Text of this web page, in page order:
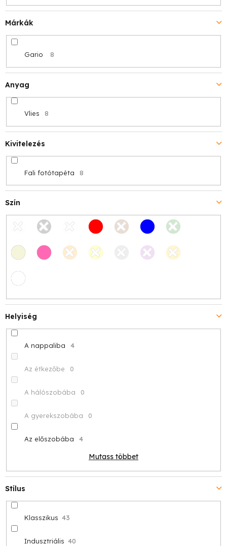
Márkák
Gario 8
Anyag
Vlies 8
Kivitelezés
Fali fotótapéta 8
Szín
Helyiség
A nappaliba 4
Az étkezőbe 0
A hálószobába 0
A gyerekszobába 0
Az előszobába 4
Mutass többet
Stílus
Klasszikus 43
Indusztriális 40